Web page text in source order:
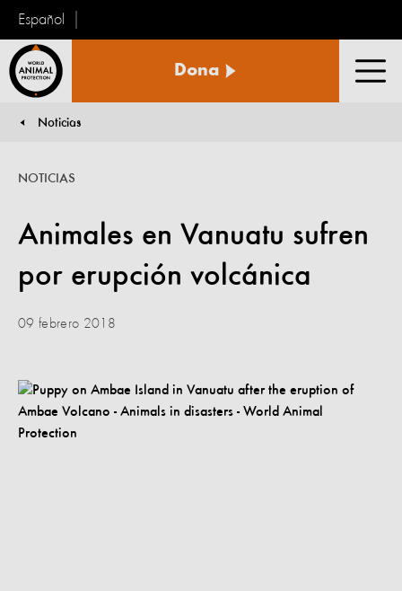
Español
Animal
Dona
Noticias
Animales en Vanuatu sufren
por erupción volcánica
NOTICIAS
09 febrero 2018